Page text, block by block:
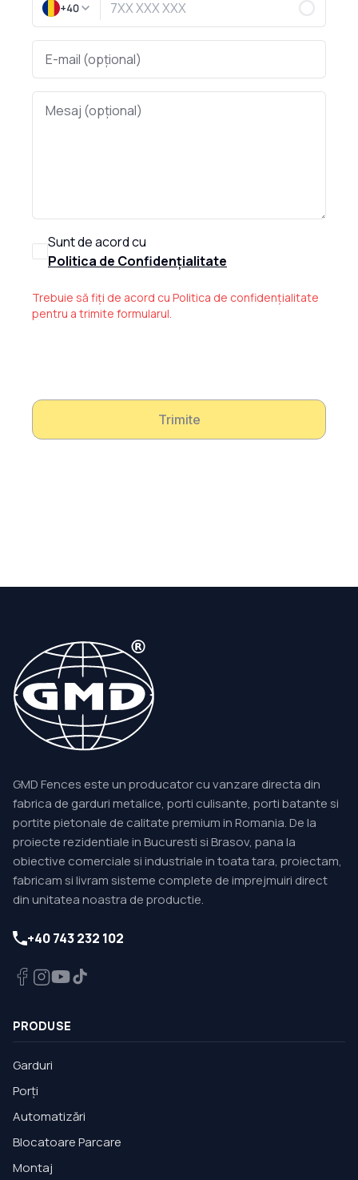
+40
Sunt de acord cu
Politica de Confidențialitate
Trebuie să fiți de acord cu Politica de confidențialitate
pentru a trimite formularul.
Trimite
GMD Fences este un producator cu vanzare directa din
fabrica de garduri metalice, porti culisante, porti batante si
portite pietonale de calitate premium in Romania. De la
proiecte rezidentiale in Bucuresti si Brasov, pana la
obiective comerciale si industriale in toata tara, proiectam,
fabricam si livram sisteme complete de imprejmuiri direct
din unitatea noastra de productie.
+40 743 232 102
PRODUSE
Garduri
Porți
Automatizări
Blocatoare Parcare
Montaj